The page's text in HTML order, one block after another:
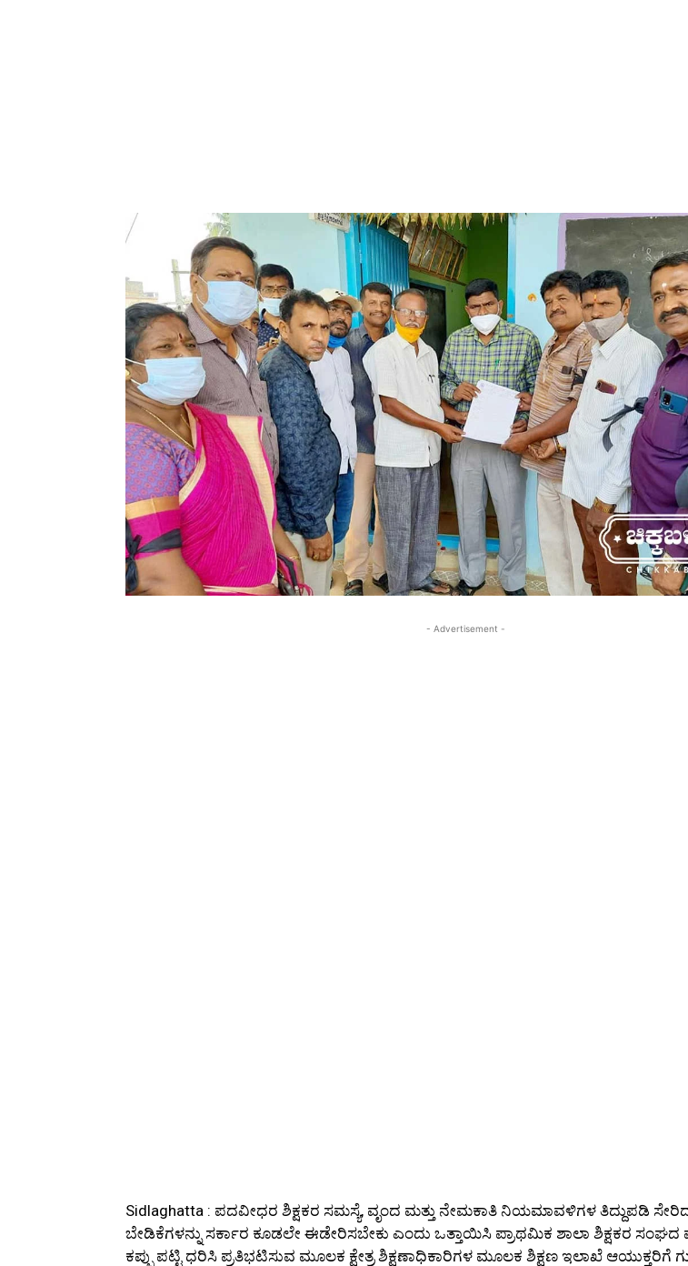
- Advertisement -
Sidlaghatta : ಪದವೀಧರ ಶಿಕ್ಷಕರ ಸಮಸ್ಯೆ, ವೃಂದ ಮತ್ತು ನೇಮಕಾತಿ ನಿಯಮಾವಳಿಗಳ ತಿದ್ದುಪಡಿ
ಬೇಡಿಕೆಗಳನ್ನು ಸರ್ಕಾರ ಕೂಡಲೇ ಈಡೇರಿಸಬೇಕು ಎಂದು ಒತ್ತಾಯಿಸಿ ಪ್ರಾಥಮಿಕ ಶಾಲಾ ಶಿಕ್ಷಕರ ಸಂಘದ
ಕಪ್ಪು ಪಟ್ಟಿ ಧರಿಸಿ ಪ್ರತಿಭಟಿಸುವ ಮೂಲಕ ಕ್ಷೇತ್ರ ಶಿಕ್ಷಣಾಧಿಕಾರಿಗಳ ಮೂಲಕ ಶಿಕ್ಷಣ ಇಲಾಖೆ ಆಯುಕ್ತರಿಗೆ